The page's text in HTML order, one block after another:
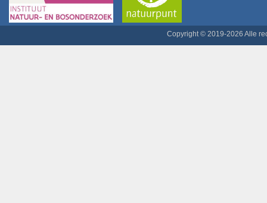
Copyright © 2019-2026 Alle